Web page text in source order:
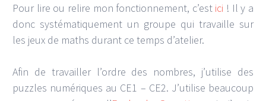
Pour lire ou relire mon fonctionnement, c’est ici ! Il y a
donc systématiquement un groupe qui travaille sur
les jeux de maths durant ce temps d’atelier.
Afin de travailler l’ordre des nombres, j’utilise des
puzzles numériques au CE1 – CE2. J’utilise beaucoup